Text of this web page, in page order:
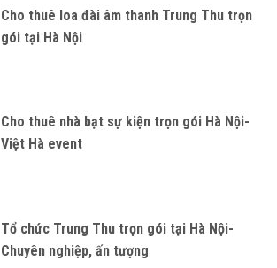
Cho thuê loa đài âm thanh Trung Thu trọn
gói tại Hà Nội
Cho thuê nhà bạt sự kiện trọn gói Hà Nội-
Việt Hà event
Tổ chức Trung Thu trọn gói tại Hà Nội-
Chuyên nghiệp, ấn tượng